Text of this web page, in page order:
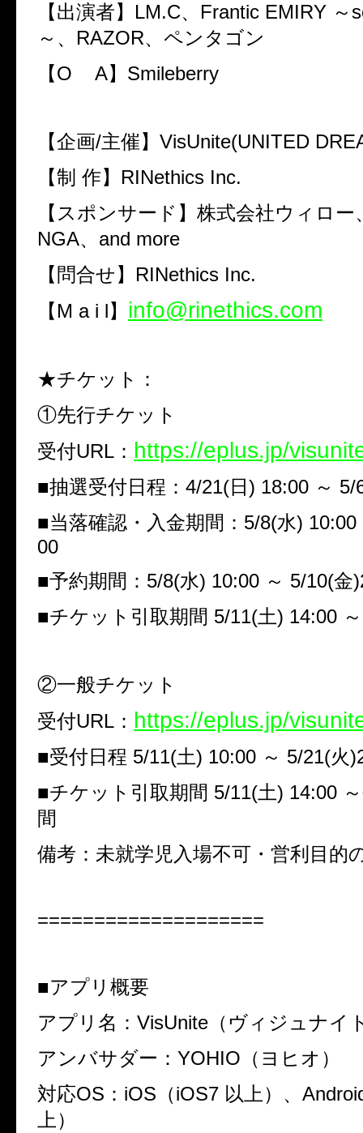
【出演者】 LM.C、 Frantic EMIRY ～
～、 RAZOR、ペンタゴン
【O A】 Smileberry
【企画/主催】 VisUnite(UNITED
【制 作】 RINethics Inc.
【スポンサード】株式会社ウィロー
NGA、 and more
【問合せ】 RINethics Inc.
【 M a i l】 info@rinethics.com
★チケット：
①先行チケット
受付URL ： https://eplus.jp/
■抽選受付日程： 4/21(日 ) 18:00 ～ 5/
■当落確認・入金期間： 5/8(水) 10:00
00
■予約期間： 5/8(水) 10:00 ～ 5/10(金
■チケット引取期間 5/11(土) 14:00 ～
②一般チケット
受付URL ： https://eplus.jp/
■受付日程 5/11(土) 10:00 ～ 5/21(火
■チケット引取期間 5/11(土) 14:00
間
備考：未就学児入場不可・営利目的
====================
■アプリ概要
アプリ名： VisUnite （ヴィジュナイ
アンバサダー： YOHIO （ヨヒオ）
対応OS ： iOS （iOS7 以上）、
上）